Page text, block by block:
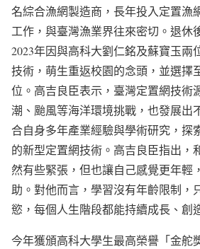
名綜合漁網製造商，長年投入定置漁
工作，與臺灣漁業界往來密切。退休
2023年因與高科大劉仁銘及蘇寶玉兩
技術，萌生重返校園的念頭，並選擇
位。高吉良臣表示，臺灣定置網技術
潮、颱風等海洋環境挑戰，也發展出
合自身多年產業經驗與學術研究，探
的新型定置網技術。高吉良臣指出，
然有些緊張，但也讓自己感覺更年輕
助。對他而言，學習沒有年齡限制，
慾，每個人生階段都能持續成長、創
今年獲頒高科大學生最高榮譽「金舵